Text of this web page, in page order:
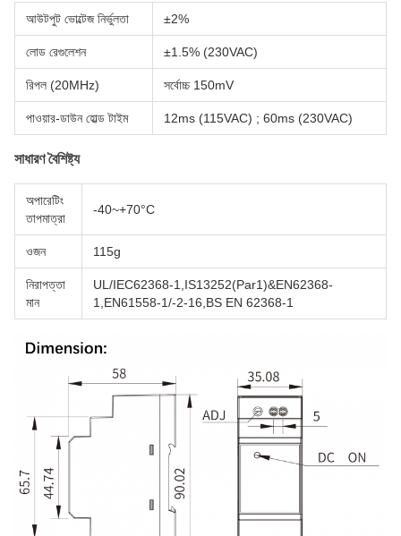
আউটপুট ভোল্টেজ নির্ভুলতা ±2%
লোড রেগুলেশন ±1.5% (230VAC)
রিপল (20MHz) সর্বোচ্চ 150mV
পাওয়ার-ডাউন হোল্ড টাইম 12ms (115VAC) ; 60ms (230VAC)
সাধারণ বৈশিষ্ট্য
অপারেটিং
তাপমাত্রা
-40~+70°C
ওজন 115g
নিরাপত্তা
মান
UL/IEC62368-1,IS13252(Par1)&EN62368-
1,EN61558-1/-2-16,BS EN 62368-1